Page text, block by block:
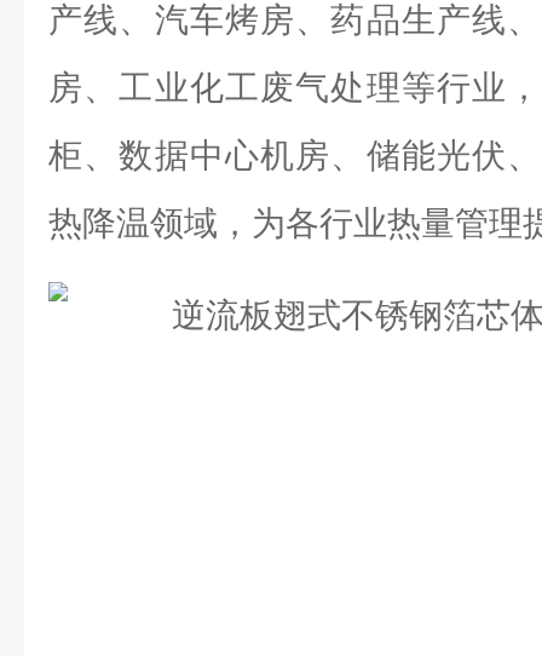
产线、汽车烤房、药品生产线
房、工业化工废气处理等行业
柜、数据中心机房、储能光伏
热降温领域，为各行业热量管理